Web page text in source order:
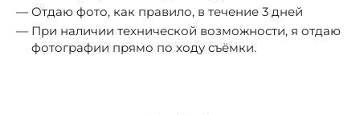
Отдаю фото, как правило, в течение 3 дней
При наличии технической возможности, я отдаю
фотографии прямо по ходу съёмки.